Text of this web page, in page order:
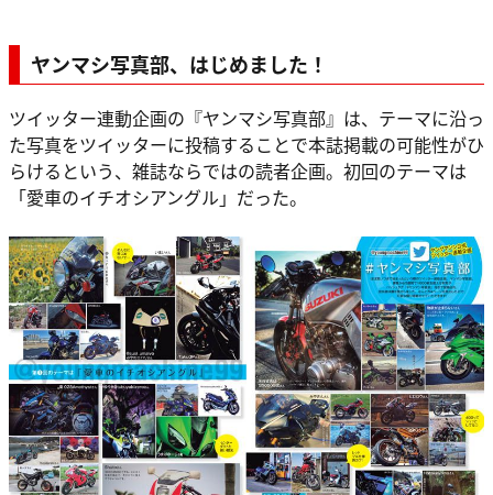
ヤンマシ写真部、はじめました！
ツイッター連動企画の『ヤンマシ写真部』は、テーマに沿っ
た写真をツイッターに投稿することで本誌掲載の可能性がひ
らけるという、雑誌ならではの読者企画。初回のテーマは
「愛車のイチオシアングル」だった。